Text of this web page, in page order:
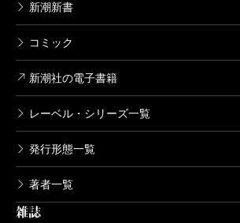
新潮新書
コミック
新潮社の電子書籍
レーベル・シリーズ一覧
発行形態一覧
著者一覧
雑誌